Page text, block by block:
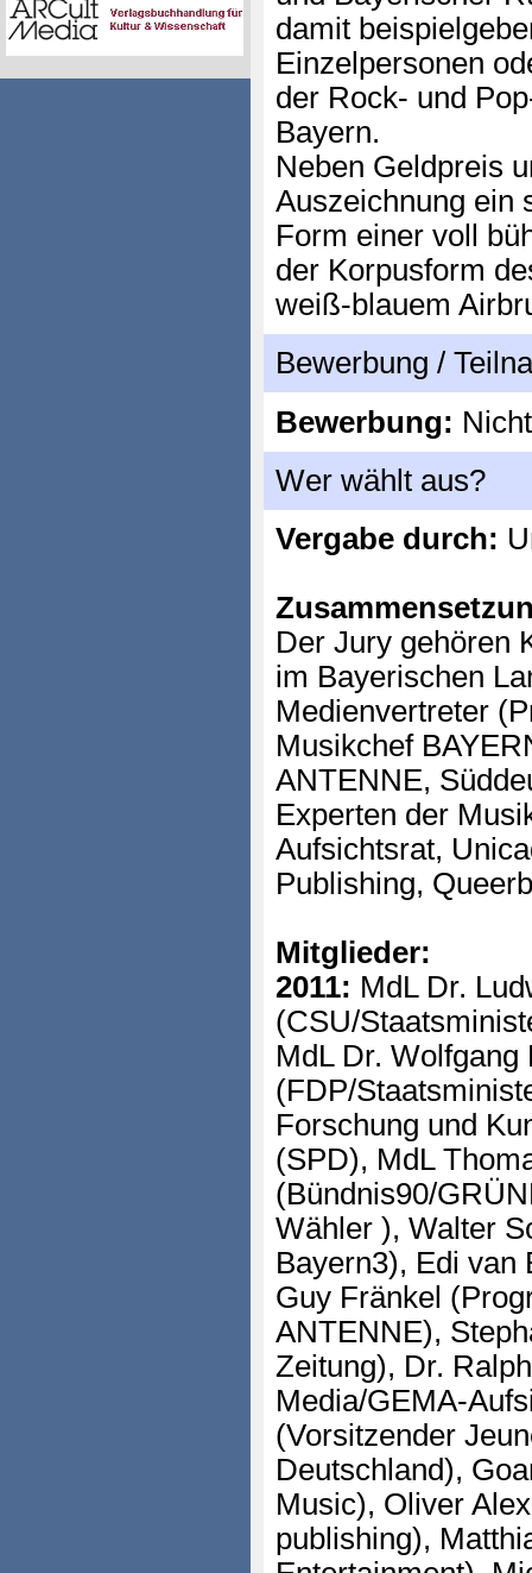
damit
Einzelpersonen
der Rock- und
Bayern.
Neben Geldpreis
Auszeichnung ein
Form einer voll
der Korpusform
weiß-blauem
Bewerbung /
Bewerbung:
Wer wählt aus?
Vergabe durch:
Der Jury gehören
im Bayerischen
Medienvertreter
Musikchef
ANTENNE,
Experten der
Aufsichtsrat,
Publishing,
Mitglieder:
2011: MdL Dr.
(CSU/
MdL Dr. Wolfgang
(FDP/
Forschung und
(SPD), MdL
(Bündnis90/
Wähler ), Walter
Bayern3), Edi van
Guy Fränkel
ANTENNE),
Zeitung), Dr.
Media/GEMA-
(Vorsitzender
Deutschland),
Music), Oliver
publishing),